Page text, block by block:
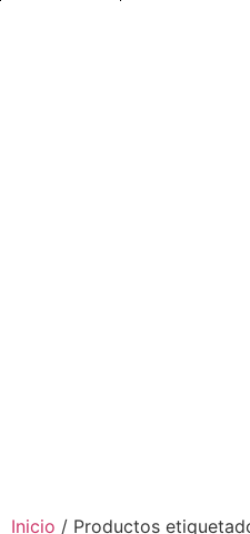
Inicio / Productos